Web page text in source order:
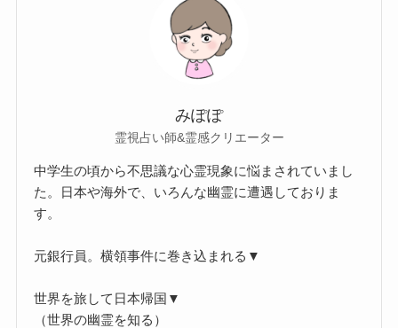
みぽぽ
霊視占い師&霊感クリエーター
中学生の頃から不思議な心霊現象に悩まされていまし
た。日本や海外で、いろんな幽霊に遭遇しておりま
す。
元銀行員。横領事件に巻き込まれる▼
世界を旅して日本帰国▼
（世界の幽霊を知る）